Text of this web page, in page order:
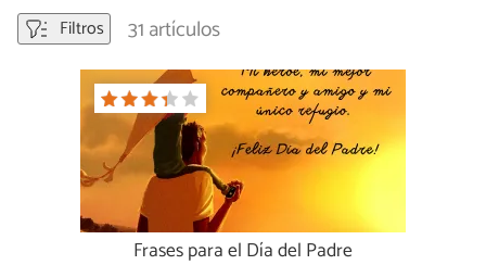
Filtros
31 artículos
Frases para el Día del Padre